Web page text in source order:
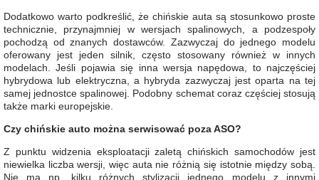
Dodatkowo warto podkreślić, że chińskie auta są stosunkowo proste
technicznie, przynajmniej w wersjach spalinowych, a podzespoły
pochodzą od znanych dostawców. Zazwyczaj do jednego modelu
oferowany jest jeden silnik, często stosowany również w innych
modelach. Jeśli pojawia się inna wersja napędowa, to najczęściej
hybrydowa lub elektryczna, a hybryda zazwyczaj jest oparta na tej
samej jednostce spalinowej. Podobny schemat coraz częściej stosują
także marki europejskie.
Czy chińskie auto można serwisować poza ASO?
Z punktu widzenia eksploatacji zaletą chińskich samochodów jest
niewielka liczba wersji, więc auta nie różnią się istotnie między sobą.
Nie ma np. kilku różnych stylizacji jednego modelu z innymi